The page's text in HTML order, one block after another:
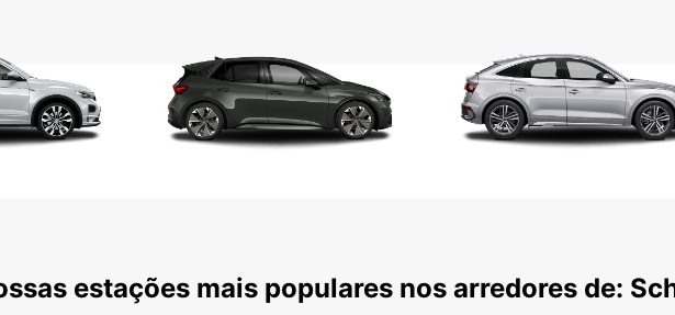
estações mais populares nos arredores de: